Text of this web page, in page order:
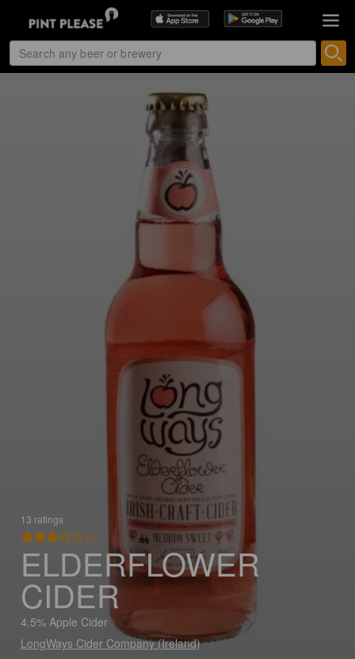
13 ratings
3.2
ELDERFLOWER
CIDER
4.5% Apple Cider
LongWays Cider Company (Ireland)